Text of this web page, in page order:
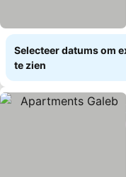
Selecteer datums om
te zien